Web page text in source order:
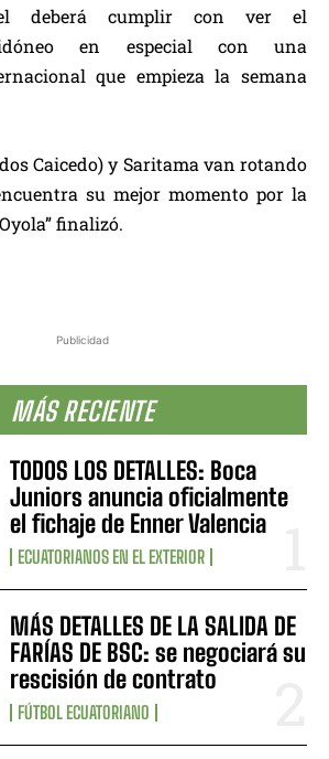
Publicidad
MÁS RECIENTE
TODOS LOS DETALLES: Boca
Juniors anuncia oficialmente
el fichaje de Enner Valencia
ECUATORIANOS EN EL EXTERIOR
MÁS DETALLES DE LA SALIDA DE
FARÍAS DE BSC: se negociará su
rescisión de contrato
FÚTBOL ECUATORIANO
deberá cumplir con ver el
idóneo en especial con una
que empieza la semana
Caicedo) y Saritama van rotando
su mejor momento por la
finalizó.